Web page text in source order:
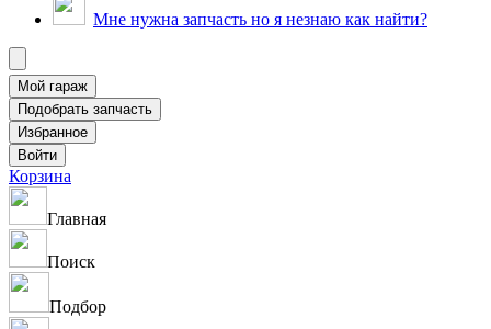
Мне нужна запчасть но я незнаю как найти?
Корзина
Главная
Поиск
Подбор